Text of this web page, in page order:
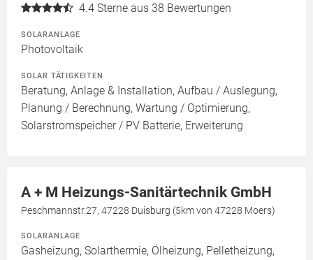
4.4 Sterne aus 38 Bewertungen
SOLARANLAGE
Photovoltaik
SOLAR TÄTIGKEITEN
Beratung, Anlage & Installation, Aufbau / Auslegung,
Planung / Berechnung, Wartung / Optimierung,
Solarstromspeicher / PV Batterie, Erweiterung
A + M Heizungs-Sanitärtechnik GmbH
Peschmannstr.27, 47228 Duisburg (5km von 47228 Moers)
SOLARANLAGE
Gasheizung, Solarthermie, Ölheizung, Pelletheizung,